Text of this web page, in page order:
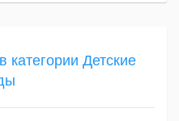
категории Детские